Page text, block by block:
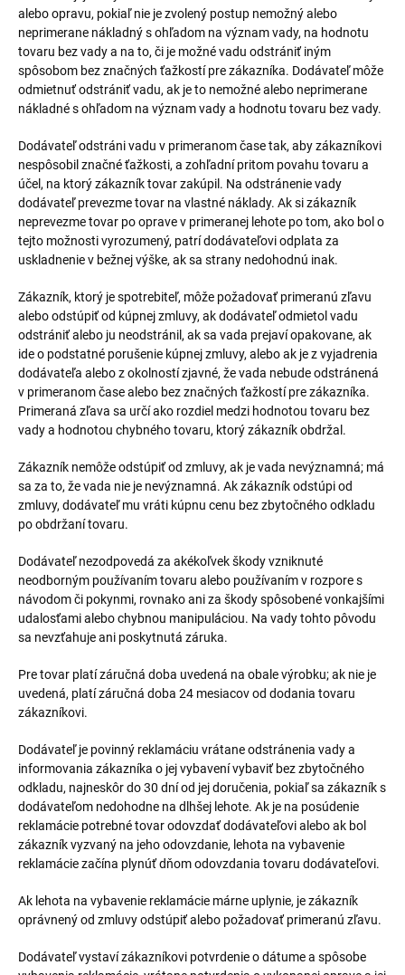
alebo opravu, pokiaľ nie je zvolený postup nemožný alebo
neprimerane nákladný s ohľadom na význam vady, na hodnotu
tovaru bez vady a na to, či je možné vadu odstrániť iným
spôsobom bez značných ťažkostí pre zákazníka. Dodávateľ môže
odmietnuť odstrániť vadu, ak je to nemožné alebo neprimerane
nákladné s ohľadom na význam vady a hodnotu tovaru bez vady.
Dodávateľ odstráni vadu v primeranom čase tak, aby zákazníkovi
nespôsobil značné ťažkosti, a zohľadní pritom povahu tovaru a
účel, na ktorý zákazník tovar zakúpil. Na odstránenie vady
dodávateľ prevezme tovar na vlastné náklady. Ak si zákazník
neprevezme tovar po oprave v primeranej lehote po tom, ako bol o
tejto možnosti vyrozumený, patrí dodávateľovi odplata za
uskladnenie v bežnej výške, ak sa strany nedohodnú inak.
Zákazník, ktorý je spotrebiteľ, môže požadovať primeranú zľavu
alebo odstúpiť od kúpnej zmluvy, ak dodávateľ odmietol vadu
odstrániť alebo ju neodstránil, ak sa vada prejaví opakovane, ak
ide o podstatné porušenie kúpnej zmluvy, alebo ak je z vyjadrenia
dodávateľa alebo z okolností zjavné, že vada nebude odstránená
v primeranom čase alebo bez značných ťažkostí pre zákazníka.
Primeraná zľava sa určí ako rozdiel medzi hodnotou tovaru bez
vady a hodnotou chybného tovaru, ktorý zákazník obdržal.
Zákazník nemôže odstúpiť od zmluvy, ak je vada nevýznamná; má
sa za to, že vada nie je nevýznamná. Ak zákazník odstúpi od
zmluvy, dodávateľ mu vráti kúpnu cenu bez zbytočného odkladu
po obdržaní tovaru.
Dodávateľ nezodpovedá za akékoľvek škody vzniknuté
neodborným používaním tovaru alebo používaním v rozpore s
návodom či pokynmi, rovnako ani za škody spôsobené vonkajšími
udalosťami alebo chybnou manipuláciou. Na vady tohto pôvodu
sa nevzťahuje ani poskytnutá záruka.
Pre tovar platí záručná doba uvedená na obale výrobku; ak nie je
uvedená, platí záručná doba 24 mesiacov od dodania tovaru
zákazníkovi.
Dodávateľ je povinný reklamáciu vrátane odstránenia vady a
informovania zákazníka o jej vybavení vybaviť bez zbytočného
odkladu, najneskôr do 30 dní od jej doručenia, pokiaľ sa zákazník s
dodávateľom nedohodne na dlhšej lehote. Ak je na posúdenie
reklamácie potrebné tovar odovzdať dodávateľovi alebo ak bol
zákazník vyzvaný na jeho odovzdanie, lehota na vybavenie
reklamácie začína plynúť dňom odovzdania tovaru dodávateľovi.
Ak lehota na vybavenie reklamácie márne uplynie, je zákazník
oprávnený od zmluvy odstúpiť alebo požadovať primeranú zľavu.
Dodávateľ vystaví zákazníkovi potvrdenie o dátume a spôsobe